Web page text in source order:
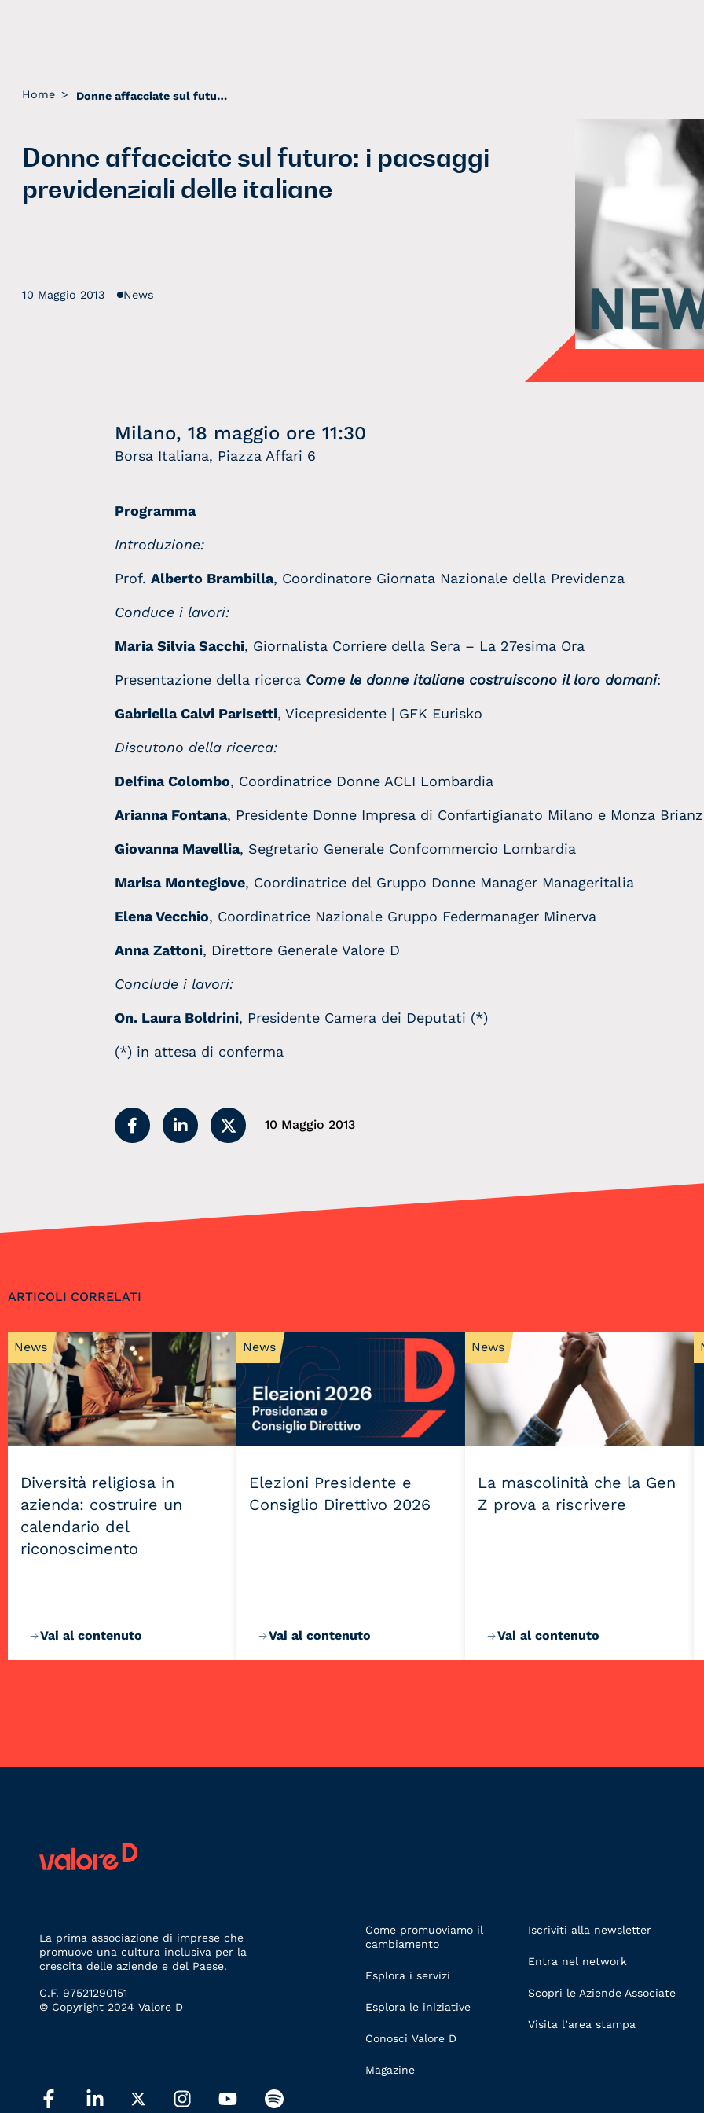
Home > Donne affacciate sul futuro: i paesaggi previdenziali delle italiane
Donne affacciate sul futuro: i paesaggi
previdenziali delle italiane
10 Maggio 2013 News
Milano, 18 maggio ore 11:30
Borsa Italiana, Piazza
Programma
Introduzione:
Prof. Alberto Brambilla, Coordinatore Giornata Nazionale della Previdenza
Conduce i lavori:
Maria Silvia Sacchi, Giornalista Corriere della Sera – La 27esima Ora
Presentazione della ricerca Come le donne italiane costruiscono il loro domani:
Gabriella Calvi Parisetti, Vicepresidente | GFK Eurisko
Discutono della ricerca:
Delfina Colombo, Coordinatrice Donne ACLI Lombardia
Arianna Fontana, Presidente Donne Impresa di Confartigianato Milano e Monza
Giovanna Mavellia, Segretario Generale Confcommercio Lombardia
Marisa Montegiove, Coordinatrice del Gruppo Donne Manager Manageritalia
Elena Vecchio, Coordinatrice Nazionale Gruppo Federmanager Minerva
Anna Zattoni, Direttore Generale Valore D
Conclude i lavori:
On. Laura Boldrini, Presidente Camera dei Deputati (*)
(*) in attesa di conferma
10 Maggio 2013
ARTICOLI CORRELATI
News
Diversità religiosa in
azienda: costruire un
calendario del
riconoscimento
Vai al contenuto
News
Elezioni Presidente e
Consiglio Direttivo 2026
Vai al contenuto
News
La mascolinità che la Gen
Z prova a riscrivere
Vai al contenuto
La prima associazione di imprese che
promuove una cultura inclusiva per la
crescita delle aziende e del Paese.
C.F. 97521290151
© Copyright 2024 Valore D
Come promuoviamo il
cambiamento
Esplora i servizi
Esplora le iniziative
Conosci Valore D
Magazine
Iscriviti alla newsletter
Entra nel network
Scopri le Aziende Associate
Visita l’area stampa